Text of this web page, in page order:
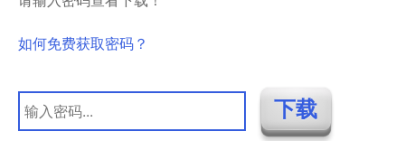
如何免费获取密码？